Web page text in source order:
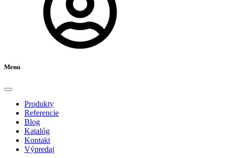
Menu
Produkty
Referencie
Blog
Katalóg
Kontakt
Výpredaj